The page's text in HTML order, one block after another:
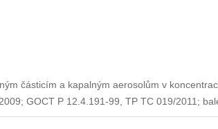
částicím a kapalným aerosolům v
GOCT P 12.4.191-99, TP TC 019/2011;